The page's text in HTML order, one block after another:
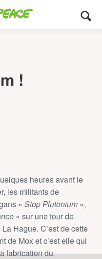
!
heures avant le
les militants de
« Stop Plutonium »,
» sur une tour de
Hague. C’est de cette
de Mox et c’est elle qui
fabrication du